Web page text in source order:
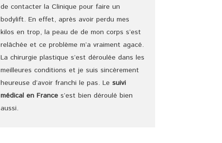
de contacter la Clinique pour faire un
bodylift. En effet, après avoir perdu mes
kilos en trop, la peau de de mon corps s’est
relâchée et ce problème m’a vraiment agacé.
La chirurgie plastique s’est déroulée dans les
meilleures conditions et je suis sincèrement
heureuse d’avoir franchi le pas. Lesuivi
médical en France s’est bien déroulé bien
aussi.